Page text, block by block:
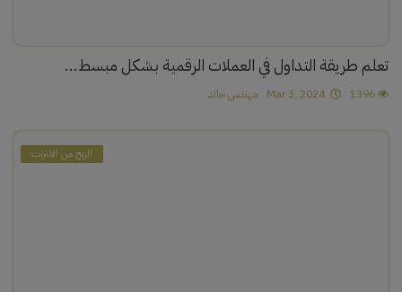
تعلم طريقة التداول في العملات الرقمية بشكل مبسط...
مهندس خالد
الربح من الانترنت